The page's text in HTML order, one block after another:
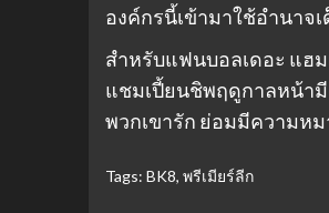
องค์กรนี้เข้ามาใช้อำนาจ
สำหรับแฟนบอลเดอะ แฮ
แชมเปี้ยนชิพฤดูกาลหน้า
พวกเขารัก ย่อมมีความห
Tags: BK8, พรีเมียร์ลีก